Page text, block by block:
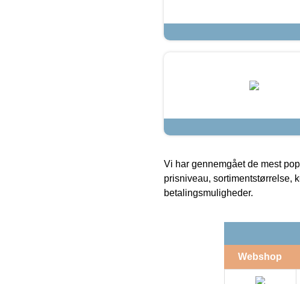
Vi har gennemgået de mest
prisniveau, sortimentstørrelse,
betalingsmuligheder.
Webshop